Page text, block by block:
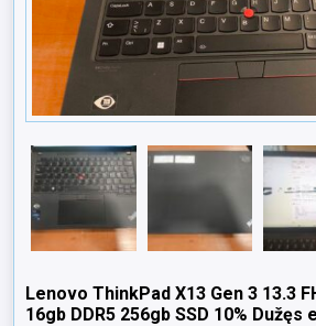
Lenovo ThinkPad X13 Gen 3 13.3
16gb DDR5 256gb SSD 10% Dužęs